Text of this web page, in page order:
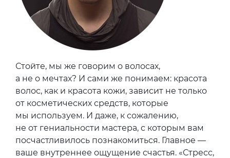
Стойте, мы же говорим о волосах,
а не о мечтах? И сами же понимаем: красота
волос, как и красота кожи, зависит не только
от косметических средств, которые
мы используем. И даже, к сожалению,
не от гениальности мастера, с которым вам
посчастливилось познакомиться. Главное —
ваше внутреннее ощущение счастья. «Стресс,